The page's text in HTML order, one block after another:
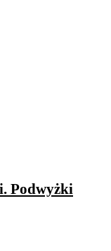
Podwyżki